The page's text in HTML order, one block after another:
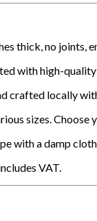
thick, no joints,
with high-
crafted locally
sizes. Choose
with a damp
VAT.